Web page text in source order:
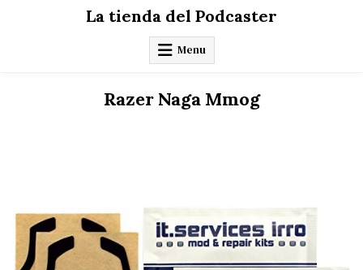
La tienda del Podcaster
Menu
Razer Naga Mmog